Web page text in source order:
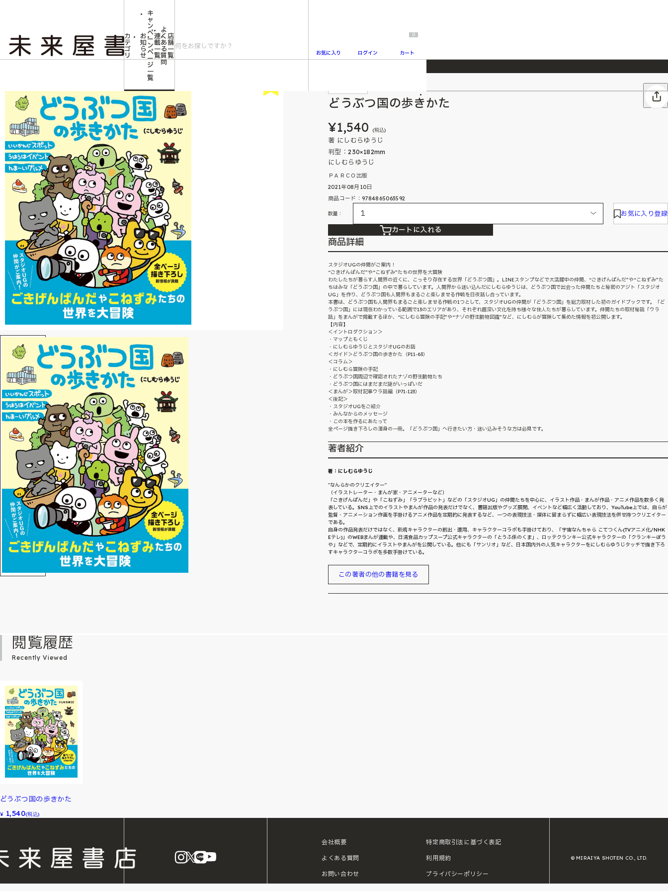
2026/7/23 『ONE PIECE magazine 021 ONE PIECEカード付き同梱版』発売延期のご案内
カ
テ
ゴ
リ
お
知
ら
せ
キ
ャ
ン
ペ
ー
ン
ペ
ー
ジ
一
覧
連
載
一
覧
よ
く
あ
る
質
問
店
舗
一
覧
お気に入り ログイン
0
カート
エンターテイメント
どうぶつ国の歩きかた
¥1,540 (税込)
著 にしむらゆうじ
判型：230×182mm
にしむらゆうじ
ＰＡＲＣＯ出版
2021年08月10日
商品コード：9784865063592
数量： お気に入り登録
カートに入れる
商品詳細
スタジオUGの仲間がご案内！
“ごきげんぱんだ”や“こねずみ”たちの世界を大冒険
わたしたちが暮らす人間界の近くに、こっそり存在する世界「どうぶつ国」。LINEスタンプなどで大活躍中の仲間、“ごきげんぱんだ”や“こねずみ”た
ちはみな「どうぶつ国」の中で暮らしています。人間界から迷い込んだにしむらゆうじは、どうぶつ国で出会った仲間たちと秘密のアジト「スタジオ
UG」を作り、どうぶつ国も人間界もまるごと楽しませる作戦を日夜話し合っています。
本書は、どうぶつ国も人間界もまるごと楽しませる作戦の1つとして、スタジオUGの仲間が「どうぶつ国」を総力取材した初のガイドブックです。「ど
うぶつ国」には現在わかっている範囲で13のエリアがあり、それぞれ趣深い文化を持ち様々な住人たちが暮らしています。仲間たちの取材秘話「ウラ
話」をまんがで掲載するほか、“にしむら冒険の手記”や“ナゾの野生動物図鑑”など、にしむらが冒険して集めた情報を初公開します。
【内容】
＜イントロダクション＞
・マップともくじ
・にしむらゆうじとスタジオUGのお話
＜ガイド＞どうぶつ国の歩きかた（P11-63）
＜コラム＞
・にしむら冒険の手記
・どうぶつ国周辺で確認されたナゾの野生動物たち
・どうぶつ国にはまだまだ謎がいっぱいだ
＜まんが＞取材記事ウラ話編（P71-123）
＜後記＞
・スタジオUGをご紹介
・みんなからのメッセージ
・この本を作るにあたって
全ページ描き下ろしの渾身の一冊。「どうぶつ国」へ行きたい方・迷い込みそうな方は必見です。
著者紹介
著：にしむらゆうじ
"なんらかのクリエイター"
（イラストレーター・まんが家・アニメーターなど）
「ごきげんぱんだ」や「こねずみ」「ラブラビット」などの「スタジオUG」の仲間たちを中心に、イラスト作品・まんが作品・アニメ作品を数多く発
表している。SNS上でのイラストやまんが作品の発表だけでなく、書籍出版やグッズ展開、イベントなど幅広く活動しており、YouTube上では、自らが
監督・アニメーション作画を手掛けるアニメ作品を定期的に発表するなど、一つの表現技法・媒体に留まらずに幅広い表現技法を併せ持つクリエイター
である。
自身の作品発表だけではなく、新規キャラクターの創出・運用、キャラクターコラボも手掛けており、「宇宙なんちゃら こてつくん(TVアニメ化/NHK
Eテレ)」のWEBまんが連載や、日清食品カップスープ公式キャラクターの「とうふ係のくま」、ロッテクランキー公式キャラクターの「クランキーぼう
や」などで、定期的にイラストやまんがを公開している。他にも「サンリオ」など、日本国内外の人気キャラクターをにしむらゆうじタッチで描き下ろ
すキャラクターコラボを多数手掛けている。
この著者の他の書籍を見る
閲覧履歴
Recently Viewed
どうぶつ国の歩きかた
¥ 1,540(税込)
instagram
X LINE
会社概要
よくある質問
お問い合わせ
特定商取引法に基づく表記
利用規約
プライバシーポリシー
© MIRAIYA SHOTEN CO., LTD.